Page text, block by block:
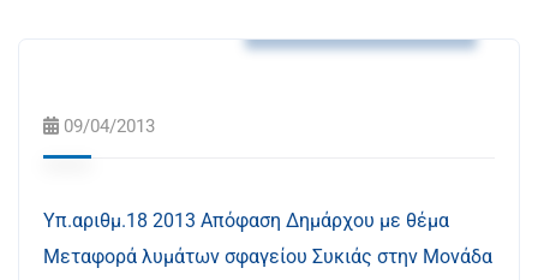
09/04/2013
Υπ.αριθμ.18 2013 Απόφαση Δημάρχου με θέμα
Μεταφορά λυμάτων σφαγείου Συκιάς στην Μονάδα